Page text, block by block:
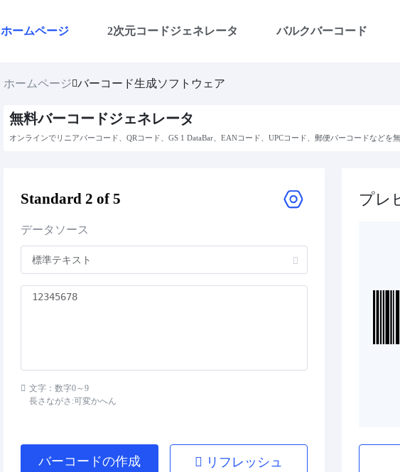
ホームページ 2次元コードジェネレータ バルクバーコード
ホームページ バーコード生成ソフトウェア
無料バーコードジェネレータ
オンラインでリニアバーコード、QRコード、GS 1 DataBar、EANコード、UPCコード、郵便バーコードなどを無
Standard 2 of 5
データソース
文字：数字0～9
長さながさ:可変かへん
バーコードの作成 リフレッシュ
プレ